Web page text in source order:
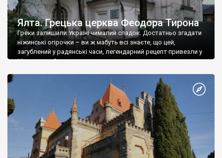
Ялта. Грецька церква Феодора Тирона
Греки залишили Україні чималий спадок. Достатньо згадати
ніжинські огірочки – ви ж мабуть всі знаєте, що цей,
загублений у радянські часи, легендарний рецепт привезли у
Ніжин греки?